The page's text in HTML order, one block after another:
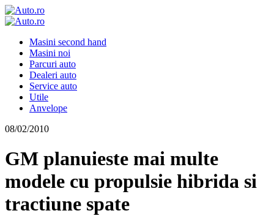
Masini second hand
Masini noi
Parcuri auto
Dealeri auto
Service auto
Utile
Anvelope
08/02/2010
GM planuieste mai multe
modele cu propulsie hibrida si
tractiune spate